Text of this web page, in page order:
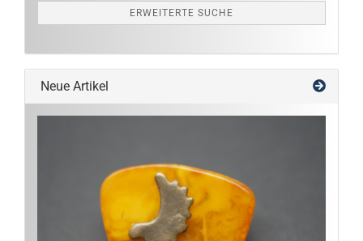
ERWEITERTE SUCHE
Neue Artikel